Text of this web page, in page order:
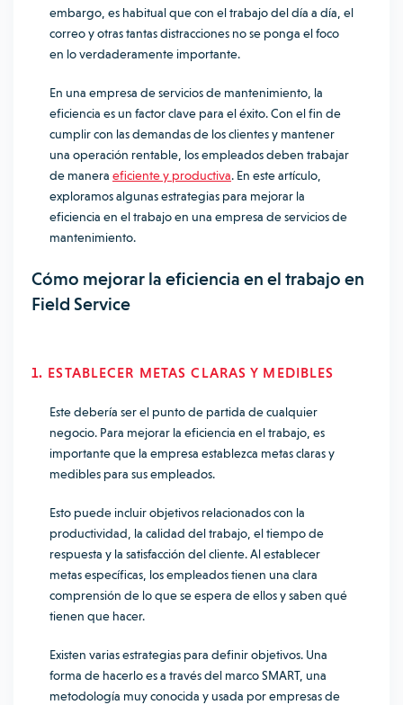
embargo, es habitual que con el trabajo del día a día, el
correo y otras tantas distracciones no se ponga el foco
en lo verdaderamente importante.
En una empresa de servicios de mantenimiento, la
eficiencia es un factor clave para el éxito. Con el fin de
cumplir con las demandas de los clientes y mantener
una operación rentable, los empleados deben trabajar
de manera eficiente y productiva. En este artículo,
exploramos algunas estrategias para mejorar la
eficiencia en el trabajo en una empresa de servicios de
mantenimiento.
Cómo mejorar la eficiencia en el trabajo en
Field Service
1. ESTABLECER METAS CLARAS Y MEDIBLES
Este debería ser el punto de partida de cualquier
negocio. Para mejorar la eficiencia en el trabajo, es
importante que la empresa establezca metas claras y
medibles para sus empleados.
Esto puede incluir objetivos relacionados con la
productividad, la calidad del trabajo, el tiempo de
respuesta y la satisfacción del cliente. Al establecer
metas específicas, los empleados tienen una clara
comprensión de lo que se espera de ellos y saben qué
tienen que hacer.
Existen varias estrategias para definir objetivos. Una
forma de hacerlo es a través del marco SMART, una
metodología muy conocida y usada por empresas de